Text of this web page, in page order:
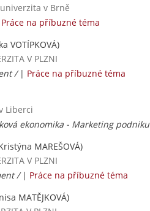
v Brně
Práce na příbuzné téma
VOTÍPKOVÁ)
V PLZNI
/ | Práce na příbuzné téma
Liberci
ekonomika - Marketing podniku
MAREŠOVÁ)
V PLZNI
/ | Práce na příbuzné téma
MATĚJKOVÁ)